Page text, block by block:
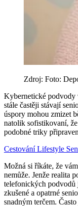
Zdroj: Foto:
Kybernetické podvody
stále častěji stávají
úspory mohou zmizet
natolik sofistikovaní,
podobné triky
CestováníLifestyle
Možná si říkáte, že
nemůže. Jenže realita
telefonických podvodů
zkušené a opatrné
snadným terčem.